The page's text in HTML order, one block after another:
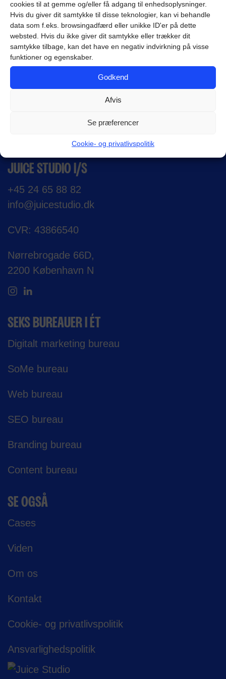
cookies til at gemme og/eller få adgang til enhedsoplysninger.
Hvis du giver dit samtykke til disse teknologier, kan vi behandle
data som f.eks. browsingadfærd eller unikke ID'er på dette
websted. Hvis du ikke giver dit samtykke eller trækker dit
samtykke tilbage, kan det have en negativ indvirkning på visse
funktioner og egenskaber.
Godkend
Afvis
Se præferencer
Cookie- og privatlivspolitik
Revisioner og Tilpasning:Vi giver dig
mulighed for at foretage revisioner, så videoen
opfylder dine forventninger.
JUICE STUDIO I/S
+45 24 65 88 82
info@juicestudio.dk
CVR: 43866540
Nørrebrogade 66D,
2200 København N
SEKS BUREAUER I ÉT
Digitalt marketing bureau
SoMe bureau
Web bureau
SEO bureau
Branding bureau
Content bureau
SE OGSÅ
Cases
Viden
Om os
Kontakt
Cookie- og privatlivspolitik
Ansvarligheds­politik